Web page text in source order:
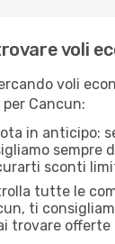
voli
voli
Cancun:
in anticipo:
sempre
sconti
tutte le
ti
trovare offerte